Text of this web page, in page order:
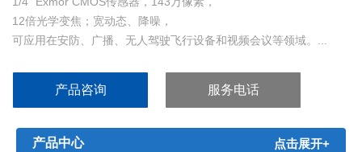
12倍光学变焦；宽动态、降噪，
可应用在安防、广播、无人驾驶飞行设备和视频会议等领域。...
产品咨询 服务电话
产品中心 点击展开+